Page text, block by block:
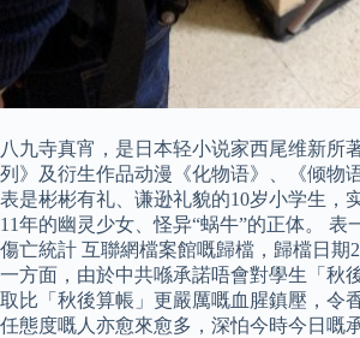
八九寺真宵，是日本轻小说家西尾维新所
列》及衍生作品动漫《化物语》、《倾物
表是彬彬有礼、谦逊礼貌的10岁小学生，
11年的幽灵少女、怪异“蜗牛”的正体。 表
傷亡統計 互聯網檔案館嘅歸檔，歸檔日期
一方面，由於中共喺承諾唔會對學生「秋
取比「秋後算帳」更嚴厲嘅血腥鎮壓，令
任態度嘅人亦愈來愈多，深怕今時今日嘅